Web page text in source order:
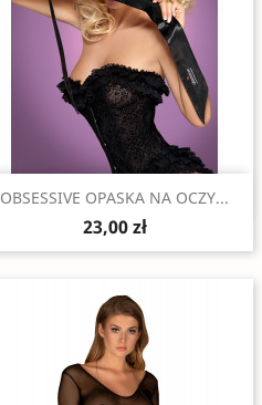
Szybki podgląd
OBSESSIVE OPASKA NA OCZY...
23,00 zł